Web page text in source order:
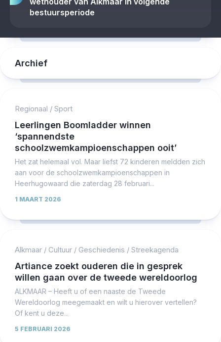
bestuursperiode
Archief
Regionaal / Sport
Leerlingen Boomladder winnen
‘spannendste
schoolzwemkampioenschappen ooit’
Het zat helemaal vol. Maar liefst 72 kinderen meldden zich
aan voor de schoolzwemkampioenschappen in
Heerhugowaard die zaterdag 28 februari...
1 MAART 2026
Alkmaar / Cultuur / Geschiedenis / Streekagenda
Artiance zoekt ouderen die in gesprek
willen gaan over de tweede wereldoorlog
ALKMAAR – Heeft u of een naaste de Tweede
Wereldoorlog meegemaakt en wilt u hierover vertellen?
Of kent u deze...
5 FEBRUARI 2026